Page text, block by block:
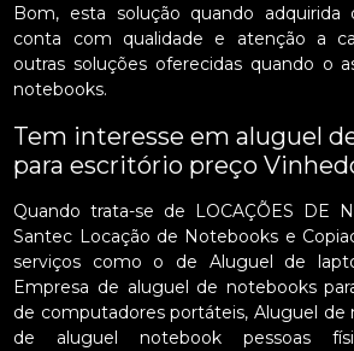
Bom, esta solução quando adquirida
conta com qualidade e atenção a
outras soluções oferecidas quando o
notebooks.
Tem interesse em aluguel
para escritório preço
Quando trata-se de LOCAÇÕES DE
Santec Locação de Notebooks e
serviços como o de Aluguel de
Empresa de aluguel de notebooks
de computadores portáteis, Aluguel de
de aluguel notebook pessoas